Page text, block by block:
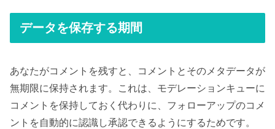
データを保存する期間
あなたがコメントを残すと、コメントとそのメタデータが
無期限に保持されます。これは、モデレーションキューに
コメントを保持しておく代わりに、フォローアップのコメ
ントを自動的に認識し承認できるようにするためです。